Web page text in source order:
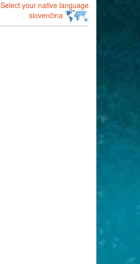
Select your native language
slovenčina